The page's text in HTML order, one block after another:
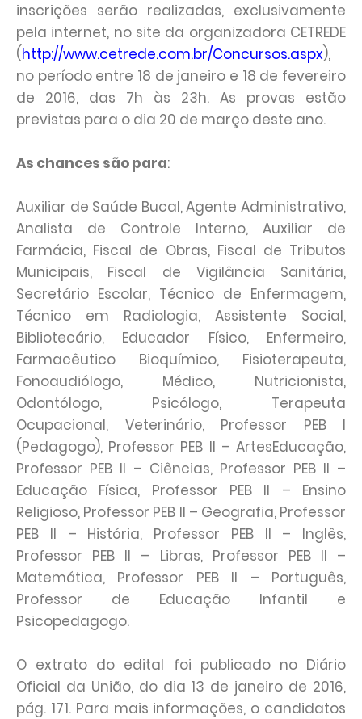
inscrições serão realizadas, exclusivamente
pela internet, no site da organizadora CETREDE
(http://www.cetrede.com.br/Concursos.aspx),
no período entre 18 de janeiro e 18 de fevereiro
de 2016, das 7h às 23h. As provas estão
previstas para o dia 20 de março deste ano.
As chances são para:
Auxiliar de Saúde Bucal, Agente Administrativo,
Analista de Controle Interno, Auxiliar de
Farmácia, Fiscal de Obras, Fiscal de Tributos
Municipais, Fiscal de Vigilância Sanitária,
Secretário Escolar, Técnico de Enfermagem,
Técnico em Radiologia, Assistente Social,
Bibliotecário, Educador Físico, Enfermeiro,
Farmacêutico Bioquímico, Fisioterapeuta,
Fonoaudiólogo, Médico, Nutricionista,
Odontólogo, Psicólogo, Terapeuta
Ocupacional, Veterinário, Professor PEB I
(Pedagogo), Professor PEB II – ArtesEducação,
Professor PEB II – Ciências, Professor PEB II –
Educação Física, Professor PEB II – Ensino
Religioso, Professor PEB II – Geografia, Professor
PEB II – História, Professor PEB II – Inglês,
Professor PEB II – Libras, Professor PEB II –
Matemática, Professor PEB II – Português,
Professor de Educação Infantil e
Psicopedagogo.
O extrato do edital foi publicado no Diário
Oficial da União, do dia 13 de janeiro de 2016,
pág. 171. Para mais informações, o candidatos